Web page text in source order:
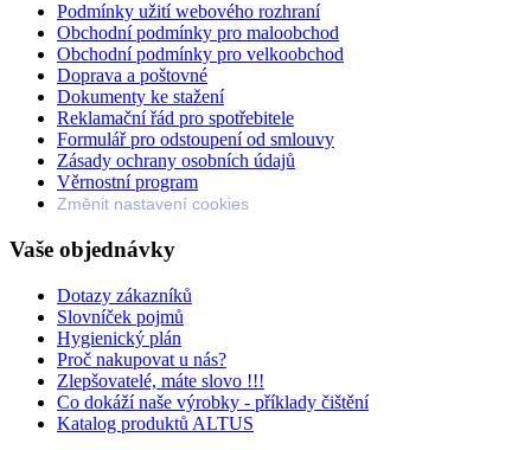
Podmínky užití webového rozhraní
Obchodní podmínky pro maloobchod
Obchodní podmínky pro velkoobchod
Doprava a poštovné
Dokumenty ke stažení
Reklamační řád pro spotřebitele
Formulář pro odstoupení od smlouvy
Zásady ochrany osobních údajů
Věrnostní program
Změnit nastavení cookies
Vaše objednávky
Dotazy zákazníků
Slovníček pojmů
Hygienický plán
Proč nakupovat u nás?
Zlepšovatelé, máte slovo !!!
Co dokáží naše výrobky - příklady čištění
Katalog produktů ALTUS